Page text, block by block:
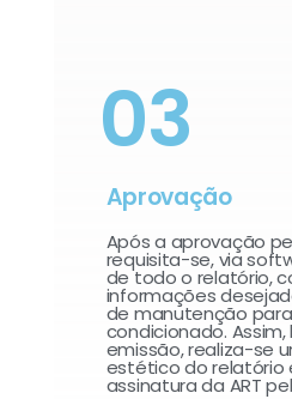
03
Aprovação
Após a aprovação
requisita-se, via
de todo o relatório,
informações
de manutenção
condicionado.
emissão, realiza-se
estético do relatório
assinatura da ART